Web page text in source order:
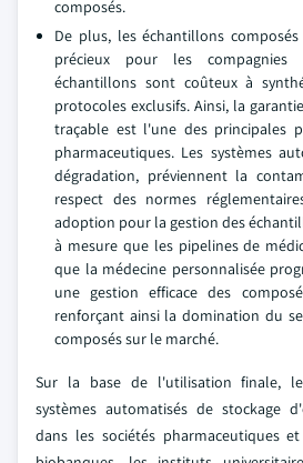
composés.
De plus, les échantillons
précieux pour les compagnies
échantillons sont coûteux à
protocoles exclusifs. Ainsi, la
traçable est l'une des principales
pharmaceutiques. Les systèmes
dégradation, préviennent la
respect des normes
adoption pour la gestion des
à mesure que les pipelines de
que la médecine personnalisée
une gestion efficace des
renforçant ainsi la domination du
composés sur le marché.
Sur la base de l'utilisation finale,
systèmes automatisés de stockage
dans les sociétés pharmaceutiques